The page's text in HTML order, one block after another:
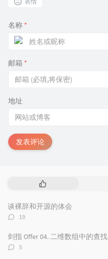
名称 *
邮箱 *
地址
发表评论
热
文
章
谈裸辞和开源的体会
评
数：
19
剑指 Offer 04. 二维数组中的查找
评
5